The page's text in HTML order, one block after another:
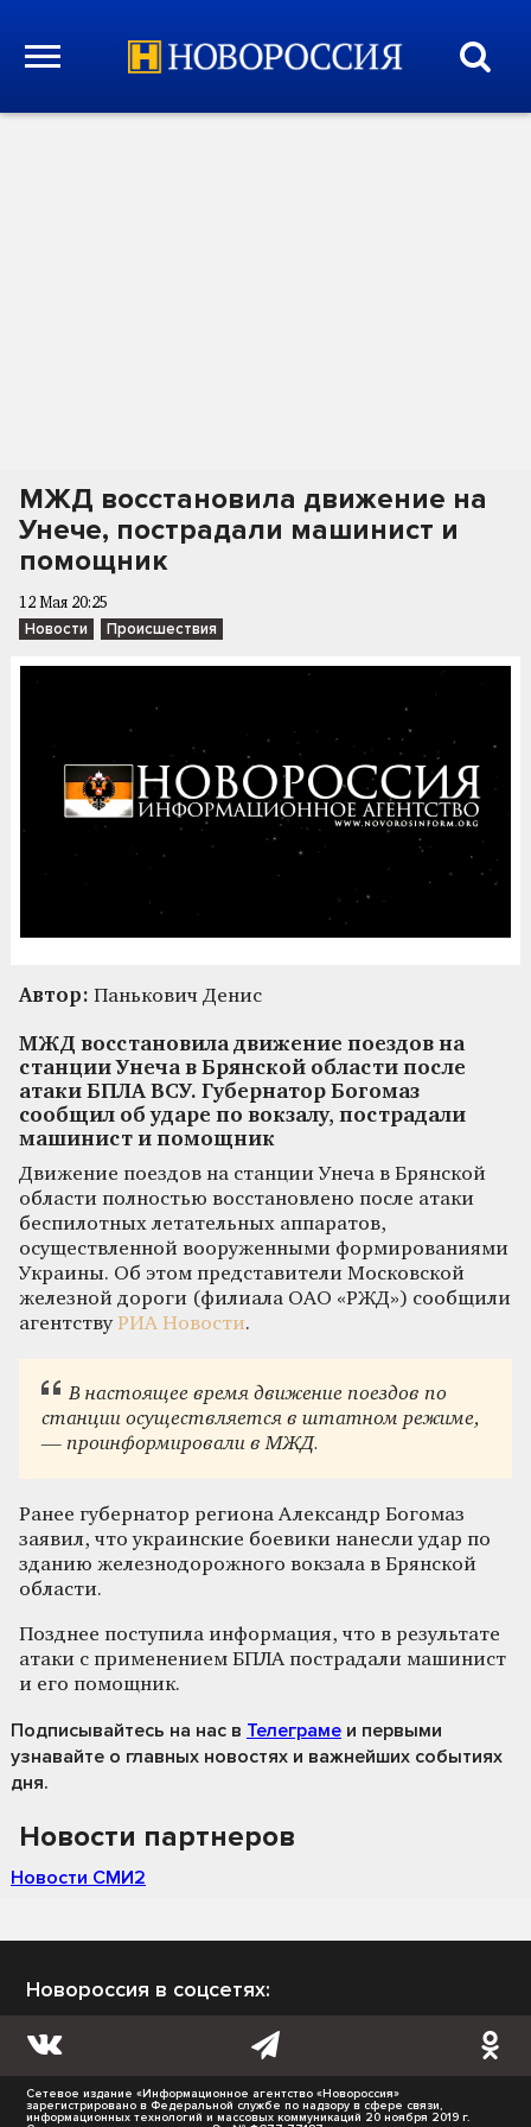
МЖД восстановила движение на
Унече, пострадали машинист и
помощник
12 Мая 20:25
Новости Происшествия
Автор: Панькович Денис
МЖД восстановила движение поездов на
станции Унеча в Брянской области после
атаки БПЛА ВСУ. Губернатор Богомаз
сообщил об ударе по вокзалу, пострадали
машинист и помощник
Движение поездов на станции Унеча в Брянской
области полностью восстановлено после атаки
беспилотных летательных аппаратов,
осуществленной вооруженными формированиями
Украины. Об этом представители Московской
железной дороги (филиала ОАО «РЖД») сообщили
агентствуРИА Новости.
В настоящее время движение поездов по
станции осуществляется в штатном режиме,
— проинформировали в МЖД.
Ранее губернатор региона Александр Богомаз
заявил, что украинские боевики нанесли удар по
зданию железнодорожного вокзала в Брянской
области.
Позднее поступила информация, что в результате
атаки с применением БПЛА пострадали машинист
и его помощник.
Подписывайтесь на нас в Телеграме и первыми
узнавайте о главных новостях и важнейших событиях
дня.
Новости партнеров
Новости СМИ2
Новороссия в соцсетях:
Сетевое издание «Информационное агентство «Новороссия»
зарегистрировано в Федеральной службе по надзору в сфере связи,
информационных технологий и массовых коммуникаций 20 ноября 2019 г.